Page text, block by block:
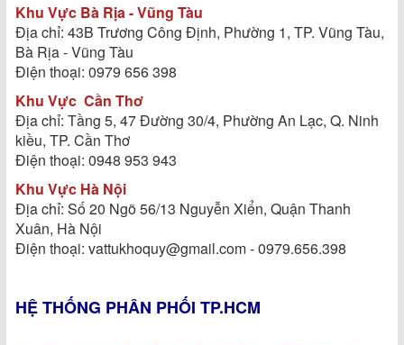
Khu Vực Bà Rịa - Vũng Tàu
Địa chỉ: 43B Trương Công Định, Phường 1, TP. Vũng Tàu,
Bà Rịa - Vũng Tàu
Điện thoại: 0979 656 398
Khu Vực Cần Thơ
Địa chỉ: Tầng 5, 47 Đường 30/4, Phường An Lạc, Q. Ninh
kiều, TP. Cần Thơ
Điện thoại: 0948 953 943
Khu Vực Hà Nội
Địa chỉ: Số 20 Ngõ 56/13 Nguyễn Xiển, Quận Thanh
Xuân, Hà Nội
Điện thoại: vattukhoquy@gmail.com - 0979.656.398
HỆ THỐNG PHÂN PHỐI TP.HCM